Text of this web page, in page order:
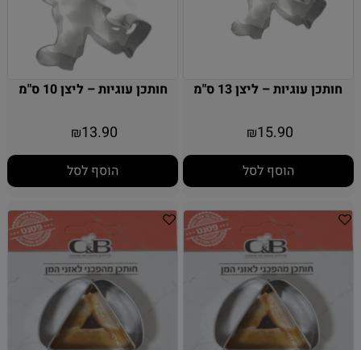
חותכן עוגיות – ליצן 13 ס"מ
₪15.90
הוסף לסל
חותכן עוגיות – ליצן 10 ס"מ
₪13.90
הוסף לסל